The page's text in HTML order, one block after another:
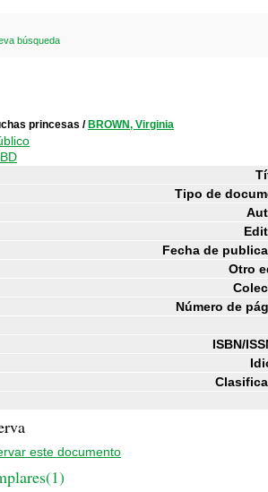
búsqueda
princesas / BROWN, Virginia
Tipo de
Fecha de
Otro
Número de
ISBN/
este documento